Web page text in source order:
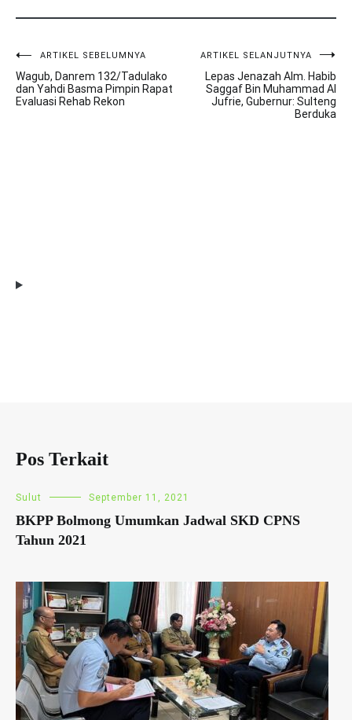
Navigasi
pos
ARTIKEL SEBELUMNYA
Wagub, Danrem 132/Tadulako
dan Yahdi Basma Pimpin Rapat
Evaluasi Rehab Rekon
ARTIKEL SELANJUTNYA
Lepas Jenazah Alm. Habib
Saggaf Bin Muhammad Al
Jufrie, Gubernur: Sulteng
Berduka
Pos Terkait
Sulut September 11, 2021
BKPP Bolmong Umumkan Jadwal SKD CPNS
Tahun 2021